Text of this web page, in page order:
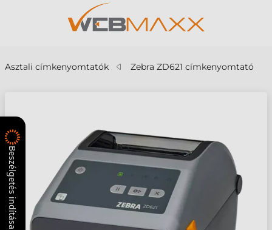
Asztali címkenyomtatók Zebra ZD621 címkenyomtató
Beszélgetés indítása